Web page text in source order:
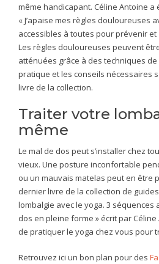
même handicapant. Céline Antoine a
« J’apaise mes règles douloureuses
accessibles à toutes pour prévenir
Les règles douloureuses peuvent
atténuées grâce à des techniques
pratique et les conseils nécessaires
livre de la collection.
Traiter votre
même
Le mal de dos peut s’installer chez
vieux. Une posture inconfortable
ou un mauvais matelas peut en être
dernier livre de la collection de
lombalgie avec le yoga. 3 séquences
dos en pleine forme » écrit par
de pratiquer le yoga chez vous pour
Retrouvez ici un bon plan pour des